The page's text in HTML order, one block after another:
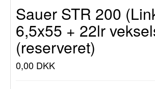
Sauer STR 200
6,5x55 + 22lr
(reserveret)
0,00 DKK